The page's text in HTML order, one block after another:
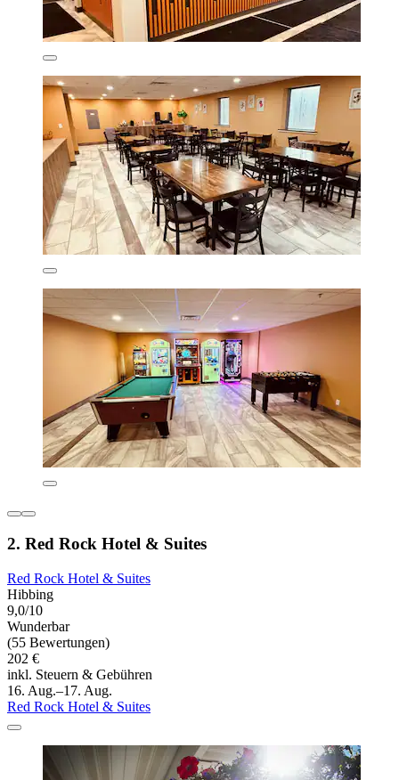
2. Red Rock Hotel & Suites
Red Rock Hotel & Suites
Hibbing
9,0/10
Wunderbar
(55 Bewertungen)
202 €
inkl. Steuern & Gebühren
16. Aug.–17. Aug.
Red Rock Hotel & Suites